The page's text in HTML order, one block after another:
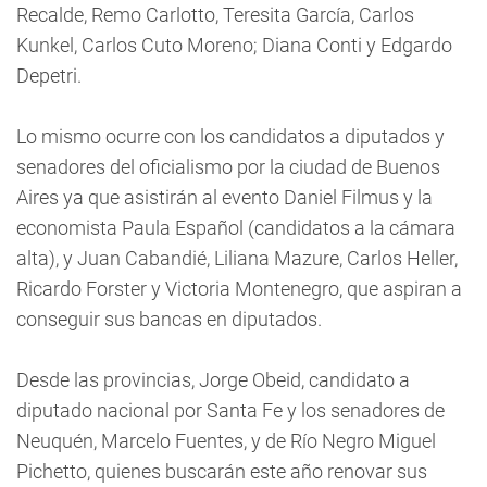
Recalde, Remo Carlotto, Teresita García, Carlos
Kunkel, Carlos Cuto Moreno; Diana Conti y Edgardo
Depetri.
Lo mismo ocurre con los candidatos a diputados y
senadores del oficialismo por la ciudad de Buenos
Aires ya que asistirán al evento Daniel Filmus y la
economista Paula Español (candidatos a la cámara
alta), y Juan Cabandié, Liliana Mazure, Carlos Heller,
Ricardo Forster y Victoria Montenegro, que aspiran a
conseguir sus bancas en diputados.
Desde las provincias, Jorge Obeid, candidato a
diputado nacional por Santa Fe y los senadores de
Neuquén, Marcelo Fuentes, y de Río Negro Miguel
Pichetto, quienes buscarán este año renovar sus